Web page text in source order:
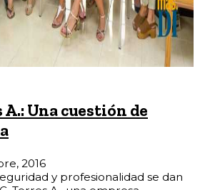
A.: Una cuestión de
2016
y profesionalidad se dan